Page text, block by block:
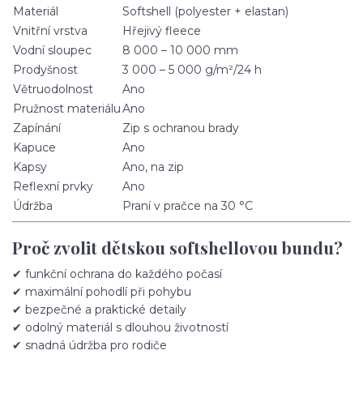
Materiál
Softshell (polyester + elastan)
Vnitřní vrstva
Hřejivý fleece
Vodní sloupec
8 000 – 10 000 mm
Prodyšnost
3 000 – 5 000 g/m²/24 h
Větruodolnost
Ano
Pružnost materiáluAno
Zapínání
Zip s ochranou brady
Kapuce
Ano
Kapsy
Ano, na zip
Reflexní prvky
Ano
Údržba
Praní v pračce na 30 °C
Proč zvolit dětskou softshellovou bundu?
✔ funkční ochrana do každého počasí
✔ maximální pohodlí při pohybu
✔ bezpečné a praktické detaily
✔ odolný materiál s dlouhou životností
✔ snadná údržba pro rodiče